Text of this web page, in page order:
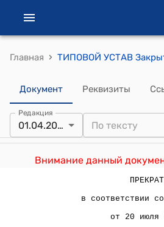
Главная ›
Документ Реквизиты
Редакция
01.04.2009
Внимание данный